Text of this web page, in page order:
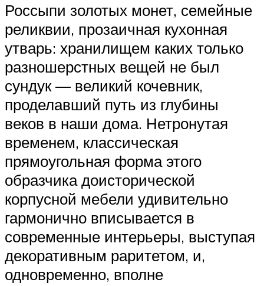
Россыпи золотых монет, семейные
реликвии, прозаичная кухонная
утварь: хранилищем каких только
разношерстных вещей не был
сундук — великий кочевник,
проделавший путь из глубины
веков в наши дома. Нетронутая
временем, классическая
прямоугольная форма этого
образчика доисторической
корпусной мебели удивительно
гармонично вписывается в
современные интерьеры, выступая
декоративным раритетом, и,
одновременно, вполне